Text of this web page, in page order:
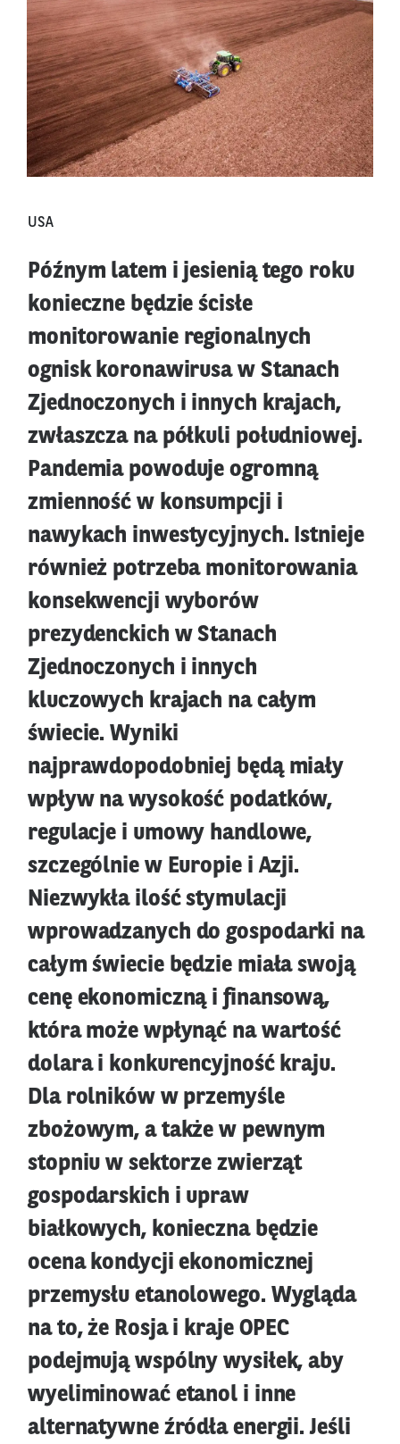
USA
Późnym latem i jesienią tego roku
konieczne będzie ścisłe
monitorowanie regionalnych
ognisk koronawirusa w Stanach
Zjednoczonych i innych krajach,
zwłaszcza na półkuli południowej.
Pandemia powoduje ogromną
zmienność w konsumpcji i
nawykach inwestycyjnych. Istnieje
również potrzeba monitorowania
konsekwencji wyborów
prezydenckich w Stanach
Zjednoczonych i innych
kluczowych krajach na całym
świecie. Wyniki
najprawdopodobniej będą miały
wpływ na wysokość podatków,
regulacje i umowy handlowe,
szczególnie w Europie i Azji.
Niezwykła ilość stymulacji
wprowadzanych do gospodarki na
całym świecie będzie miała swoją
cenę ekonomiczną i finansową,
która może wpłynąć na wartość
dolara i konkurencyjność kraju.
Dla rolników w przemyśle
zbożowym, a także w pewnym
stopniu w sektorze zwierząt
gospodarskich i upraw
białkowych, konieczna będzie
ocena kondycji ekonomicznej
przemysłu etanolowego. Wygląda
na to, że Rosja i kraje OPEC
podejmują wspólny wysiłek, aby
wyeliminować etanol i inne
alternatywne źródła energii. Jeśli